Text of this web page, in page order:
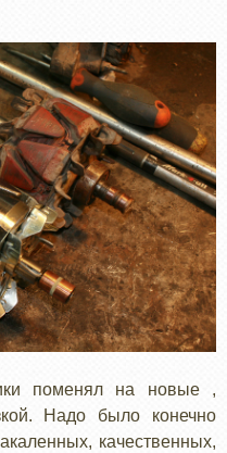
поменял на новые ,
Надо было конечно
качественных,